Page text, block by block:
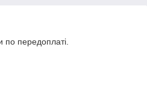
по передоплаті.